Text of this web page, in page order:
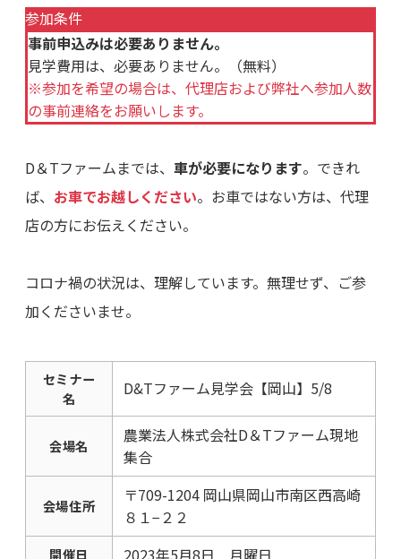
参加条件
事前申込みは必要ありません。
見学費用は、必要ありません。（無料）
※参加を希望の場合は、代理店および弊社へ参加人数
の事前連絡をお願いします。
D＆Tファームまでは、 車が必要になります。できれ
ば、 お車でお越しください。お車ではない方は、代理
店の方にお伝えください。
コロナ禍の状況は、理解しています。無理せず、ご参
加くださいませ。
セミナー
名
D&Tファーム見学会【岡山】5/8
会場名
農業法人株式会社D＆Tファーム現地
集合
会場住所
〒709-1204 岡山県岡山市南区西高崎
８１−２２
開催日